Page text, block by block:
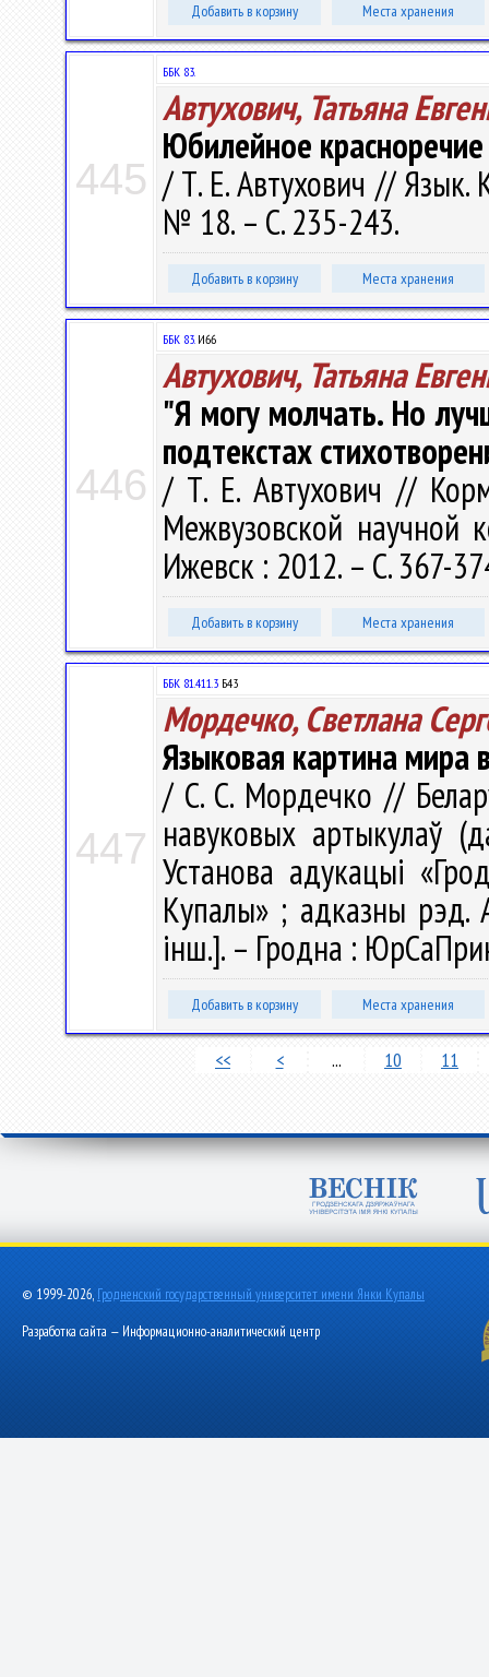
Добавить в корзину Места хранения
445
ББК 83.
Автухович, Татьяна
Юбилейное
/ Т. Е. Автухович // Язык.
№ 18. – С. 235-243.
Добавить в корзину Места хранения
446
ББК 83.И66
Автухович, Татьяна
"Я могу молчать. Но
подтекстах
/ Т. Е. Автухович //
Межвузовской научной
Ижевск : 2012. – С. 367-
Добавить в корзину Места хранения
447
ББК 81.411.3 Б43
Мордечко, Светлана
Языковая картина мира
/ С. С. Мордечко //
навуковых артыкулаў
Установа адукацыі
Купалы» ; адказны рэд.
інш.]. – Гродна :
Добавить в корзину Места хранения
<< < ... 10 11
© 1999-2026, Гродненский государственный университет имени Янки Купалы
Разработка сайта — Информационно-аналитический центр